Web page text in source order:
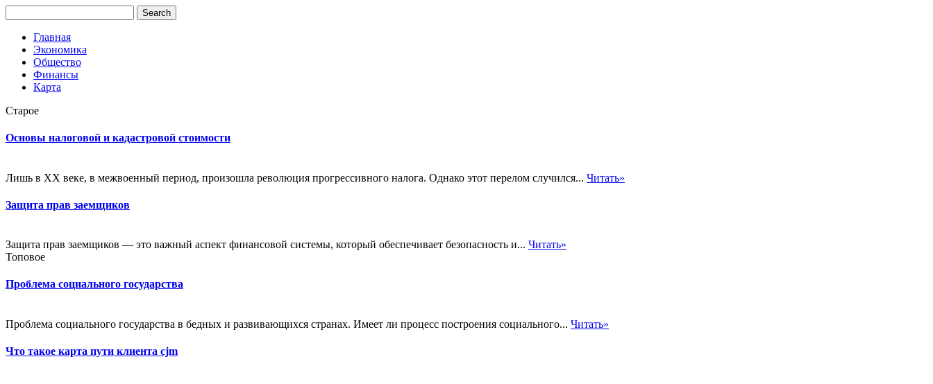
Главная
Экономика
Общество
Финансы
Карта
Старое
Основы налоговой и кадастровой стоимости
Лишь в XX веке, в межвоенный период, произошла революция прогрессивного налога. Однако этот перелом случился... Читать»
Защита прав заемщиков
Защита прав заемщиков — это важный аспект финансовой системы, который обеспечивает безопасность и... Читать»
Топовое
Проблема социального государства
Проблема социального государства в бедных и развивающихся странах. Имеет ли процесс построения социального... Читать»
Что такое карта пути клиента cjm